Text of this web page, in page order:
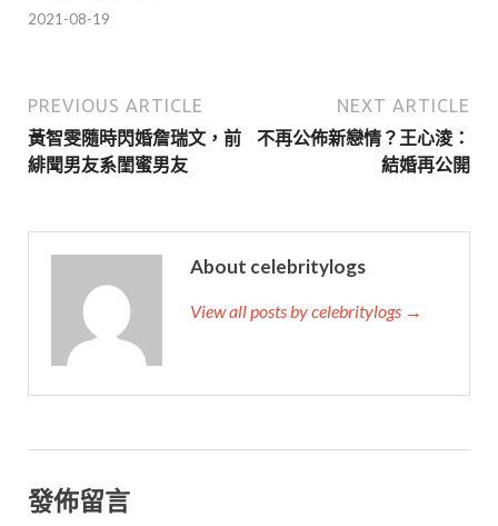
2021-08-19
PREVIOUS ARTICLE
黃智雯隨時閃婚詹瑞文，前
緋聞男友系閨蜜男友
NEXT ARTICLE
不再公佈新戀情？王心淩：
結婚再公開
About celebritylogs
View all posts by celebritylogs →
發佈留言